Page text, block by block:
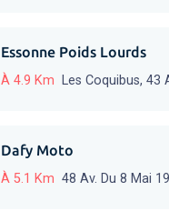
Essonne Poids Lourds
À 4.9 Km Les Coquibus, 43
Dafy Moto
À 5.1 Km 48 Av. Du 8 Mai